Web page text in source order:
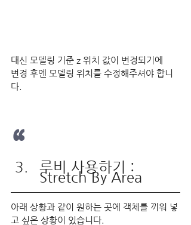
대신 모델링 기준 z 위치 값이 변경되기에
변경 후엔 모델링 위치를 수정해주셔야 합니
다.
“ 루비 사용하기 :
Stretch By Area
아래 상황과 같이 원하는 곳에 객체를 끼워 넣
고 싶은 상황이 있습니다.